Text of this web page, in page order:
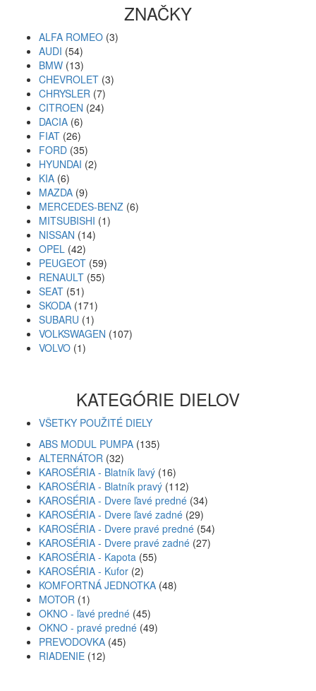
ZNAČKY
ALFA ROMEO (3)
AUDI (54)
BMW (13)
CHEVROLET (3)
CHRYSLER (7)
CITROEN (24)
DACIA (6)
FIAT (26)
FORD (35)
HYUNDAI (2)
KIA (6)
MAZDA (9)
MERCEDES-BENZ (6)
MITSUBISHI (1)
NISSAN (14)
OPEL (42)
PEUGEOT (59)
RENAULT (55)
SEAT (51)
SKODA (171)
SUBARU (1)
VOLKSWAGEN (107)
VOLVO (1)
KATEGÓRIE DIELOV
VŠETKY POUŽITÉ DIELY
ABS MODUL PUMPA (135)
ALTERNÁTOR (32)
KAROSÉRIA - Blatník ľavý (16)
KAROSÉRIA - Blatník pravý (112)
KAROSÉRIA - Dvere ľavé predné (34)
KAROSÉRIA - Dvere ľavé zadné (29)
KAROSÉRIA - Dvere pravé predné (54)
KAROSÉRIA - Dvere pravé zadné (27)
KAROSÉRIA - Kapota (55)
KAROSÉRIA - Kufor (2)
KOMFORTNÁ JEDNOTKA (48)
MOTOR (1)
OKNO - ľavé predné (45)
OKNO - pravé predné (49)
PREVODOVKA (45)
RIADENIE (12)